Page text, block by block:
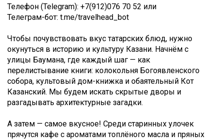
Телефон (Telegram): +7(912)076 70 52 или
Телеграм-бот: t.me/travelhead_bot
Чтобы почувствовать вкус татарских блюд, нужно
окунуться в историю и культуру Казани. Начнём с
улицы Баумана, где каждый шаг — как
перелистывание книги: колокольня Богоявленского
собора, культовый дом-книжка и обаятельный Кот
Казанский. Мы будем искать скрытые дворы и
разгадывать архитектурные загадки.
А затем — самое вкусное! Среди старинных улочек
прячутся кафе с ароматами топлёного масла и пряных